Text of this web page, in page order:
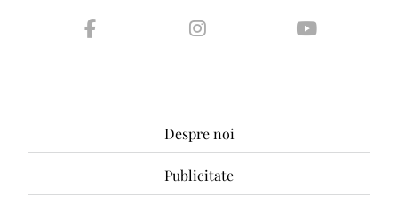
Despre noi
Publicitate